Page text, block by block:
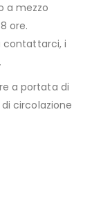
a mezzo
ore.
contattarci, i
a portata di
circolazione